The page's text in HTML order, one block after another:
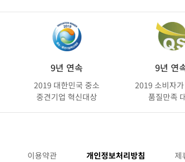
9년 연속
2019 대한민국 중소
중견기업 혁신대상
9년 연
2019 소비자
품질만족
이용약관 개인정보처리방침 제